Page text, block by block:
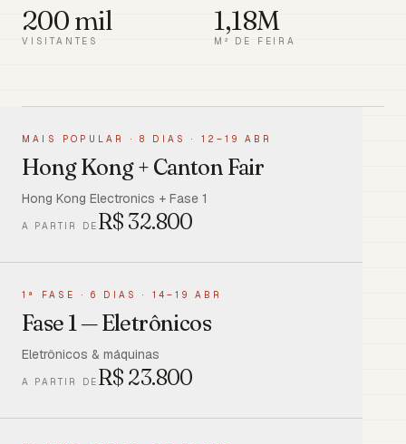
200 mil
VISITANTES
1,18M
M² DE FEIRA
MAIS POPULAR · 8 DIAS · 12–19 ABR
Hong Kong + Canton Fair
Hong Kong Electronics + Fase 1
A PARTIR DE R$ 32.800
1ª FASE · 6 DIAS · 14–19 ABR
Fase 1 — Eletrônicos
Eletrônicos & máquinas
A PARTIR DE R$ 23.800